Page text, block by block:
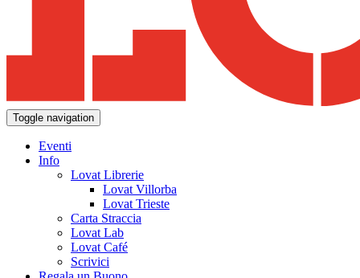
Toggle navigation
Eventi
Info
Lovat Librerie
Lovat Villorba
Lovat Trieste
Carta Straccia
Lovat Lab
Lovat Café
Scrivici